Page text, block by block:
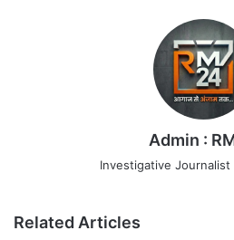
Admin :
Investigative Journalist
Related Articles